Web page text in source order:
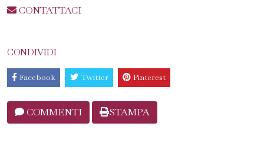
CONTATTACI
CONDIVIDI
Facebook Twitter Pinterest
COMMENTI STAMPA